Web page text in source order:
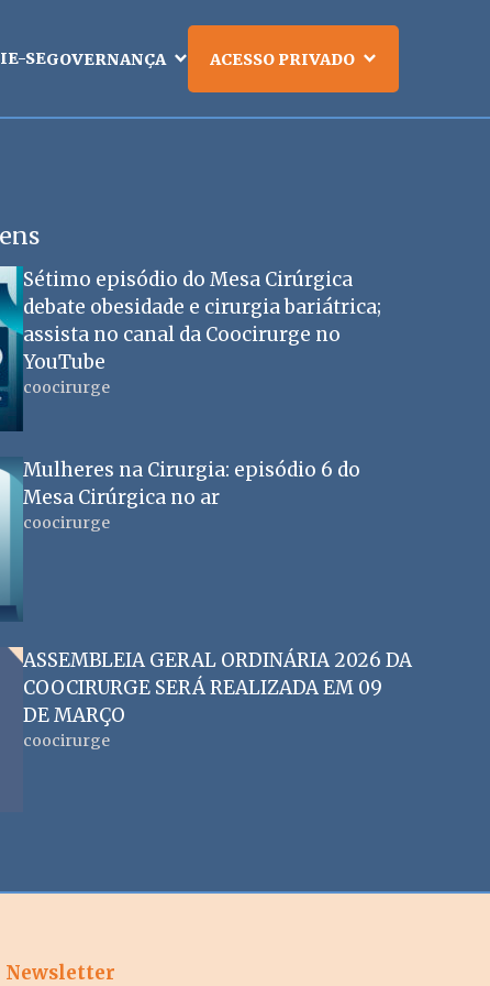
SEGOVERNANÇA ACESSO PRIVADO
Sétimo episódio do Mesa Cirúrgica
debate obesidade e cirurgia bariátrica;
assista no canal da Coocirurge no
YouTube
coocirurge
Mulheres na Cirurgia: episódio 6 do
Mesa Cirúrgica no ar
coocirurge
ASSEMBLEIA GERAL ORDINÁRIA 2026 DA
COOCIRURGE SERÁ REALIZADA EM 09
DE MARÇO
coocirurge
Newsletter